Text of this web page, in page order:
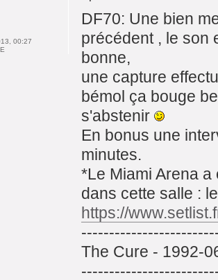
DF70: Une bien
précédent , le son
bonne,
une capture
bémol ça bouge
s'abstenir
En bonus une
minutes.
*Le Miami Arena
dans cette salle :
https://
The Cure - 1992-
00:27